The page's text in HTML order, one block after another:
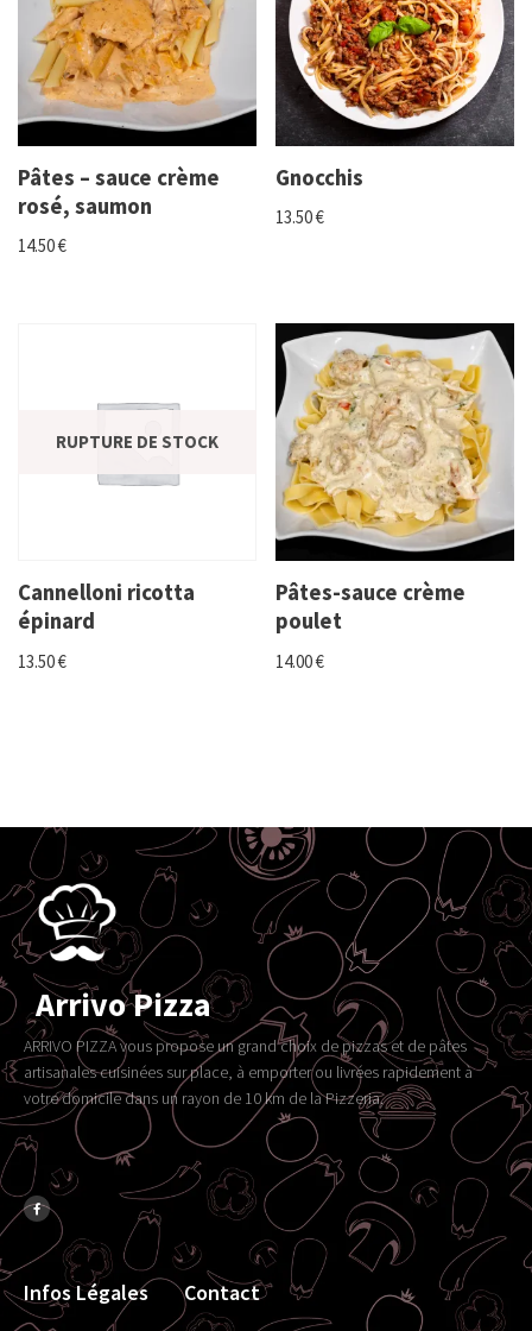
Pâtes – sauce crème
rosé, saumon
14.50€
Gnocchis
13.50€
RUPTURE DE STOCK
Cannelloni ricotta
épinard
13.50€
Pâtes-sauce crème
poulet
14.00€
Arrivo Pizza
ARRIVO PIZZA vous propose un grand choix de pizzas et de pâtes
artisanales cuisinées sur place, à emporter ou livrées rapidement à
votre domicile dans un rayon de 10 km de la Pizzeria.
Infos Légales Contact